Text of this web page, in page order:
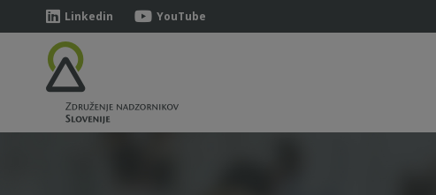
Linkedin YouTube